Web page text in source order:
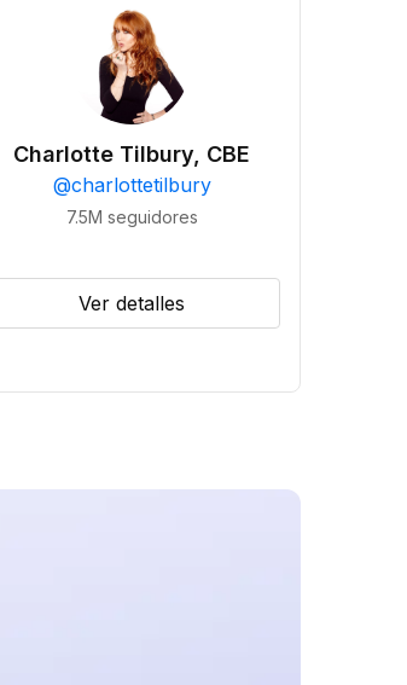
Charlotte Tilbury, CBE
@charlottetilbury
7.5M seguidores
Ver detalles